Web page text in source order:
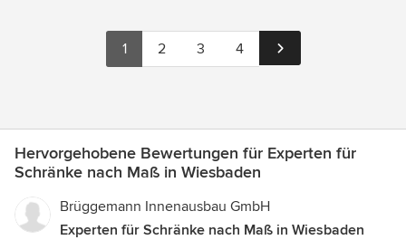
1 2 3 4
Hervorgehobene Bewertungen für Experten für
Schränke nach Maß in Wiesbaden
Brüggemann Innenausbau GmbH
Experten für Schränke nach Maß in Wiesbaden